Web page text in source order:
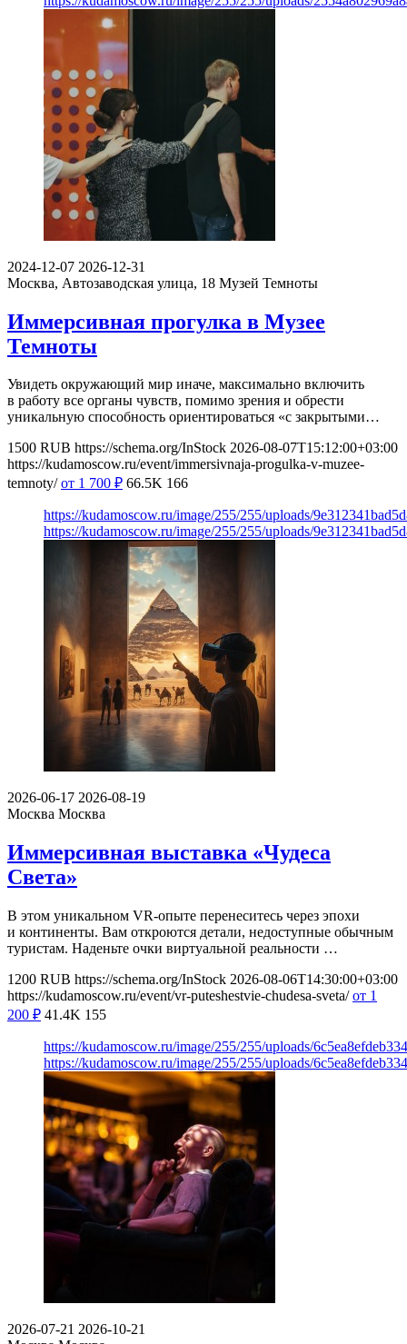
2024-12-07 2026-12-31
Москва, Автозаводская улица, 18 Музей Темноты
Иммерсивная прогулка в Музее
Темноты
Увидеть окружающий мир иначе, максимально включить
в работу все органы чувств, помимо зрения и обрести
уникальную способность ориентироваться «с закрытыми…
1500 RUB https://schema.org/InStock 2026-08-07T15:12:00+03:00
https://kudamoscow.ru/event/immersivnaja-progulka-v-muzee-
temnoty/ от 1 700 ₽ 66.5K 166
https://kudamoscow.ru/image/255/255/uploads/
https://kudamoscow.ru/image/255/255/uploads/
2026-06-17 2026-08-19
Москва Москва
Иммерсивная выставка «Чудеса
Света»
В этом уникальном VR-опыте перенеситесь через эпохи
и континенты. Вам откроются детали, недоступные обычным
туристам. Наденьте очки виртуальной реальности …
1200 RUB https://schema.org/InStock 2026-08-06T14:30:00+03:00
https://kudamoscow.ru/event/vr-puteshestvie-chudesa-sveta/ от 1
200 ₽ 41.4K 155
https://kudamoscow.ru/image/255/255/uploads/
https://kudamoscow.ru/image/255/255/uploads/
2026-07-21 2026-10-21